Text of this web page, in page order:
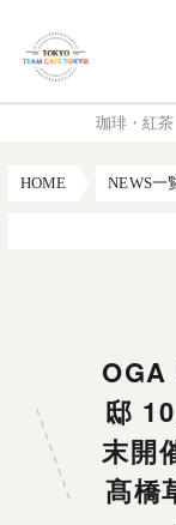
珈琲・紅
HOME NEWS一
邸
末開
髙橋